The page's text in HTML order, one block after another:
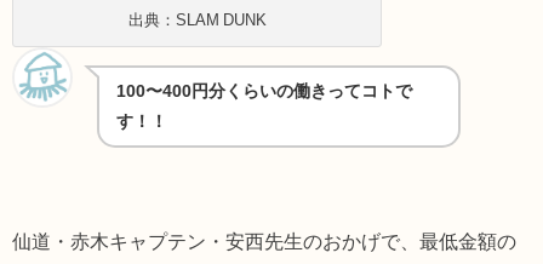
出典：SLAM DUNK
100〜400円分くらいの働きってコトで
す！！
仙道・赤木キャプテン・安西先生のおかげで、最低金額の